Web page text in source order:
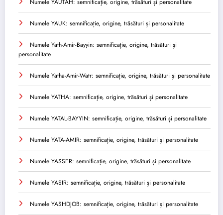
Numele YAUTAH: semnificație, origine, trăsături și personalitate
Numele YAUK: semnificație, origine, trăsături și personalitate
Numele Yath-Amir-Bayyin: semnificație, origine, trăsături și
personalitate
Numele Yatha-Amir-Watr: semnificație, origine, trăsături și personalitate
Numele YATHA: semnificație, origine, trăsături și personalitate
Numele YATAL-BAYYIN: semnificație, origine, trăsături și personalitate
Numele YATA-AMIR: semnificație, origine, trăsături și personalitate
Numele YASSER: semnificație, origine, trăsături și personalitate
Numele YASIR: semnificație, origine, trăsături și personalitate
Numele YASHDJOB: semnificație, origine, trăsături și personalitate